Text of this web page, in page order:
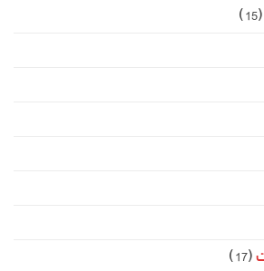
(15)
(17)